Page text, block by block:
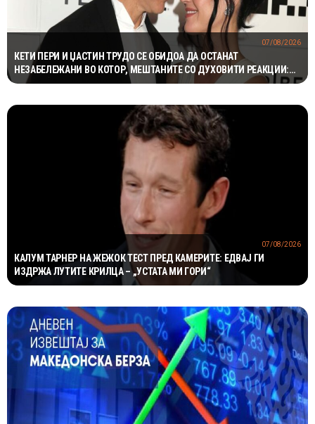
КЕТИ ПЕРИ И ЏАСТИН ТРУДО СЕ ОБИДОА ДА ОСТАНАТ
НЕЗАБЕЛЕЖАНИ ВО КОТОР, МЕШТАНИТЕ СО ДУХОВИТИ РЕАКЦИИ:
„НИКОЈ НЕ БИ ГИ ПРЕПОЗНАЛ“
07/08/2026
КАЛУМ ТАРНЕР НА ЖЕЖОК ТЕСТ ПРЕД КАМЕРИТЕ: ЕДВАЈ ГИ
ИЗДРЖА ЛУТИТЕ КРИЛЦА – „УСТАТА МИ ГОРИ“
07/08/2026